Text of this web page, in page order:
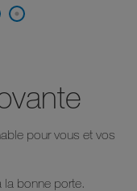
pour vous et vos
la bonne porte.